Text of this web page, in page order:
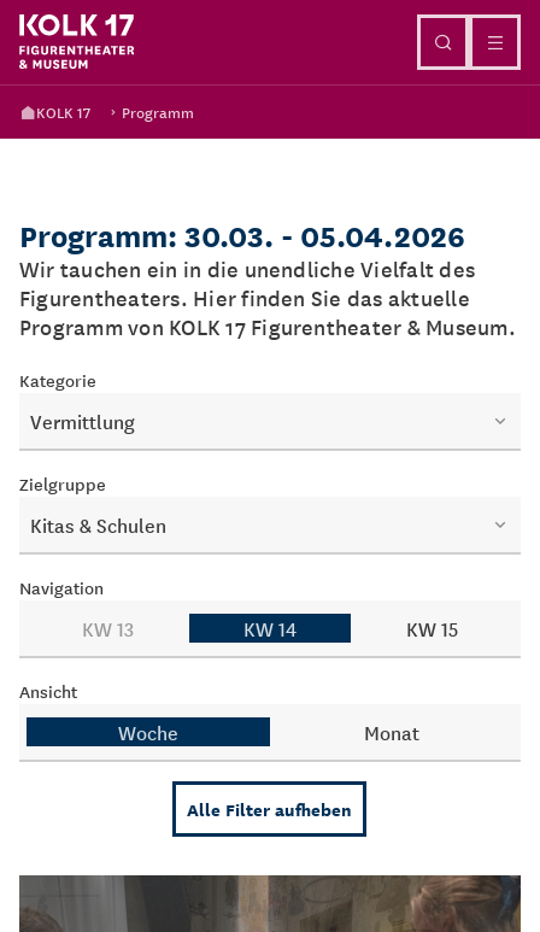
KOLK 17 Programm
Programm: 30.03. - 05.04.2026
Wir tauchen ein in die unendliche Vielfalt des
Figurentheaters. Hier finden Sie das aktuelle
Programm von KOLK 17 Figurentheater & Museum.
Kategorie
Vermittlung
Zielgruppe
Kitas & Schulen
Navigation
KW 13 KW 14 KW 15
Ansicht
Woche Monat
Alle Filter aufheben